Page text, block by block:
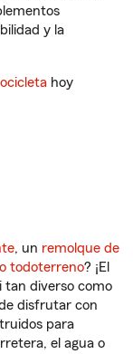
y la
hoy
, un remolque de
todoterreno? ¡El
tan diverso como
disfrutar con
para
el agua o